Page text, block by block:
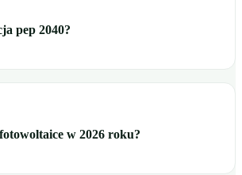
pep 2040?
w 2026 roku?